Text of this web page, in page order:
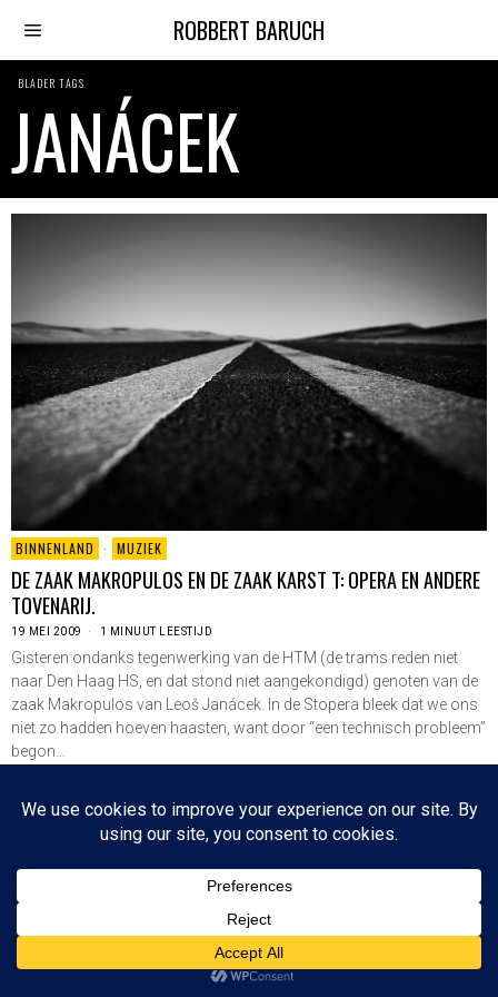
ROBBERT BARUCH
BLADER TAGS
JANÁCEK
BINNENLAND · MUZIEK
DE ZAAK MAKROPULOS EN DE ZAAK KARST T: OPERA EN ANDERE
TOVENARIJ.
19 MEI 2009 1 MINUUT LEESTIJD
Gisteren ondanks tegenwerking van de HTM (de trams reden niet
naar Den Haag HS, en dat stond niet aangekondigd) genoten van de
zaak Makropulos van Leoš Janácek. In de Stopera bleek dat we ons
niet zo hadden hoeven haasten, want door “een technisch probleem”
begon…
Since 2003 © All Rights Reserved | Foto's Robbert Baruch tenzij anders vermeld
CONTACT
BOVEN